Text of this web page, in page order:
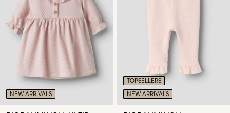
NEW ARRIVALS
TOPSELLERS
NEW ARRIVALS